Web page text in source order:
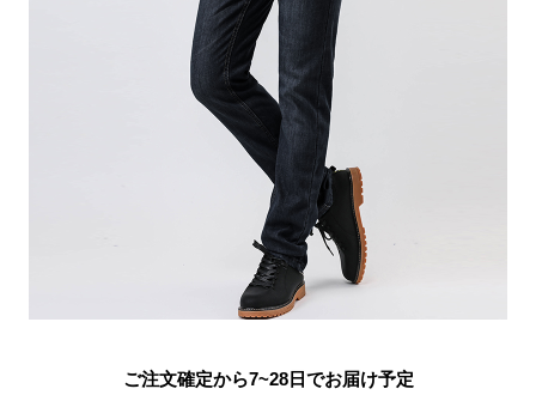
ご注文確定から7~28日でお届け予定